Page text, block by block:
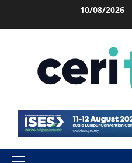
10/08/2026